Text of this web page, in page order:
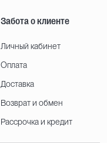
Забота о клиенте
Личный кабинет
Оплата
Доставка
Возврат и обмен
Рассрочка и кредит